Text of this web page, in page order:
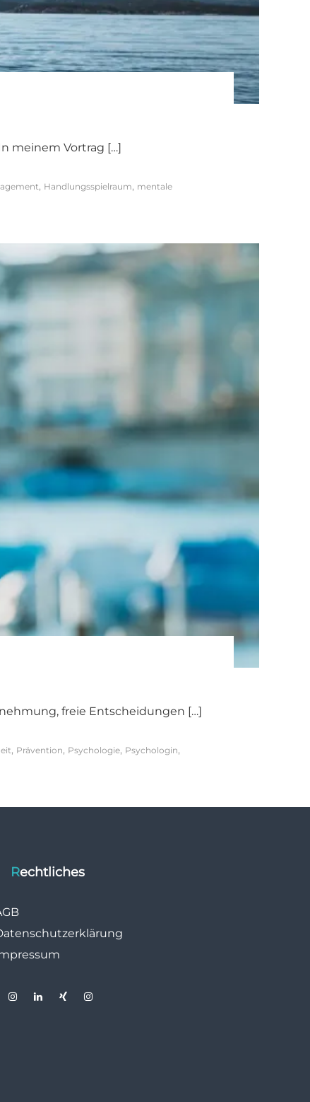
meinem Vortrag […]
, Handlungsspielraum, mentale
freie Entscheidungen […]
, Prävention, Psychologie, Psychologin,
Rechtliches